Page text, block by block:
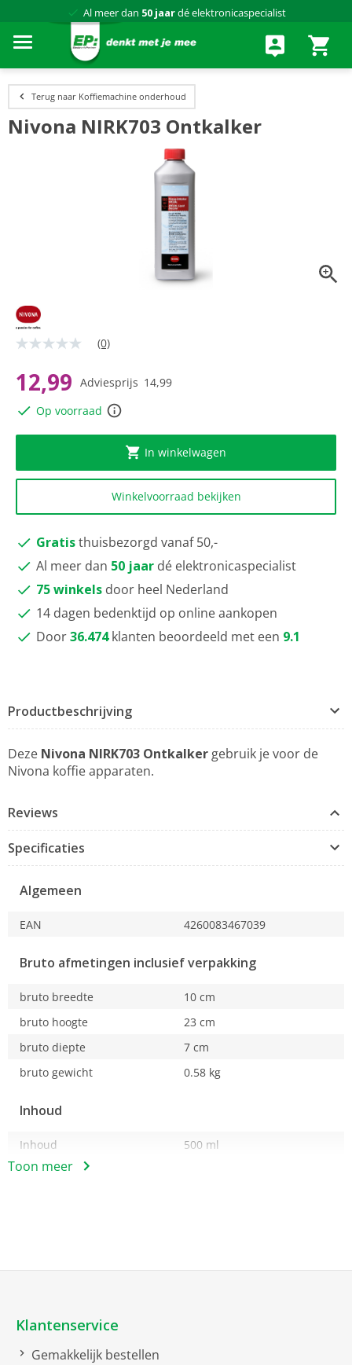
Al meer dan 50 jaardé elektronicaspecialist
Terug naar Koffiemachine onderhoud
Nivona NIRK703 Ontkalker
Geen
Dezelfde
paginalink.
(0)
12,99 Adviesprijs 14,99
Op voorraad
In winkelwagen
Winkelvoorraad bekijken
Gratisthuisbezorgd vanaf 50,-
Al meer dan 50 jaar dé elektronicaspecialist
75 winkels door heel Nederland
14 dagen bedenktijd op online aankopen
Door36.474 klanten beoordeeld met een 9.1
Productbeschrijving
Deze Nivona NIRK703 Ontkalker gebruik je voor de
Nivona koffie apparaten.
Reviews
Specificaties
Algemeen
EAN 4260083467039
Bruto afmetingen inclusief verpakking
bruto breedte
10 cm
bruto hoogte
23 cm
bruto diepte
7 cm
bruto gewicht
0.58 kg
Inhoud
Inhoud 500 ml
Toon meer
Klantenservice
Gemakkelijk bestellen